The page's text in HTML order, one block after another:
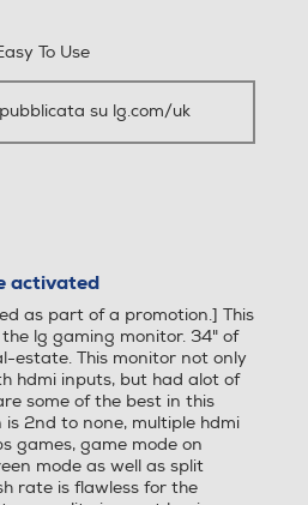
con la
la massima
sono state simulate
della
dall’uso effettivo.
ON
452,4
To Use
su lg.com/uk
activated
as part of a promotion.] This
lg gaming monitor. 34" of
estate. This monitor not only
hdmi inputs, but had alot of
some of the best in this
is 2nd to none, multiple hdmi
games, game mode on
mode as well as split
rate is flawless for the